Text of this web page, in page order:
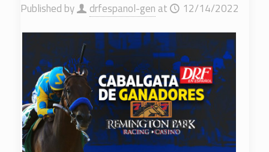
Published by drfespanol-gen at 12/14/2022